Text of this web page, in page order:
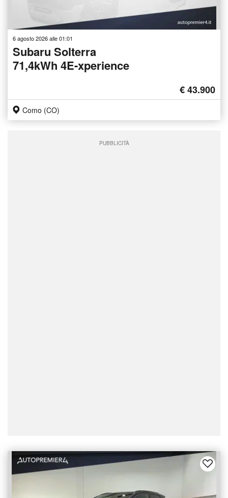
6 agosto 2026 alle 01:01
Subaru Solterra
71,4kWh 4E-xperience
€ 43.900
Como (CO)
PUBBLICITÀ